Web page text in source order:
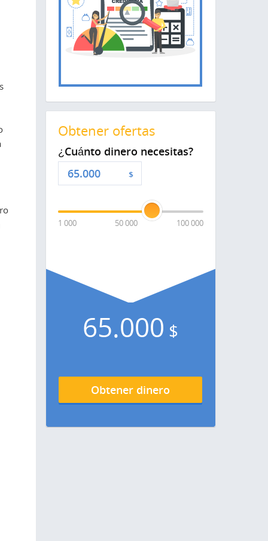
Obtener ofertas
¿Cuánto dinero necesitas?
$
1 000 50 000 100 000
65.000 $
Obtener dinero